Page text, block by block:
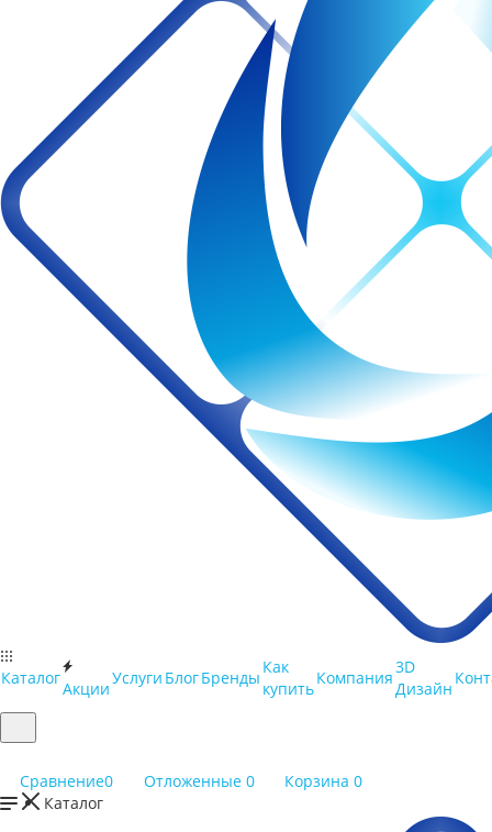
Каталог
Акции
Услуги БлогБренды
Как
купить
Компания
3D
Дизайн
Сравнение0 Отложенные 0 Корзина 0
Каталог